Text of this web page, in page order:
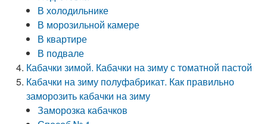
В холодильнике
В морозильной камере
В квартире
В подвале
Кабачки зимой. Кабачки на зиму с томатной пастой
Кабачки на зиму полуфабрикат. Как правильно
заморозить кабачки на зиму
Заморозка кабачков